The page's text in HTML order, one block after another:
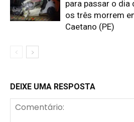
para passar o dia
os três morrem
Caetano (PE)
DEIXE UMA RESPOSTA